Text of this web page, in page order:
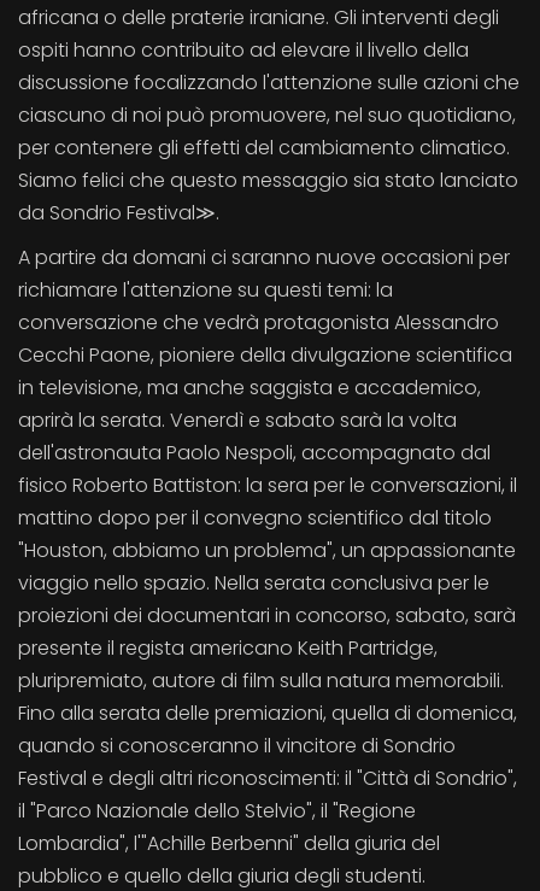
africana o delle praterie iraniane. Gli interventi degli
ospiti hanno contribuito ad elevare il livello della
discussione focalizzando l'attenzione sulle azioni che
ciascuno di noi può promuovere, nel suo quotidiano,
per contenere gli effetti del cambiamento climatico.
Siamo felici che questo messaggio sia stato lanciato
da Sondrio Festival≫.
A partire da domani ci saranno nuove occasioni per
richiamare l'attenzione su questi temi: la
conversazione che vedrà protagonista Alessandro
Cecchi Paone, pioniere della divulgazione scientifica
in televisione, ma anche saggista e accademico,
aprirà la serata. Venerdì e sabato sarà la volta
dell'astronauta Paolo Nespoli, accompagnato dal
fisico Roberto Battiston: la sera per le conversazioni, il
mattino dopo per il convegno scientifico dal titolo
"Houston, abbiamo un problema", un appassionante
viaggio nello spazio. Nella serata conclusiva per le
proiezioni dei documentari in concorso, sabato, sarà
presente il regista americano Keith Partridge,
pluripremiato, autore di film sulla natura memorabili.
Fino alla serata delle premiazioni, quella di domenica,
quando si conosceranno il vincitore di Sondrio
Festival e degli altri riconoscimenti: il "Città di Sondrio",
il "Parco Nazionale dello Stelvio", il "Regione
Lombardia", l'"Achille Berbenni" della giuria del
pubblico e quello della giuria degli studenti.